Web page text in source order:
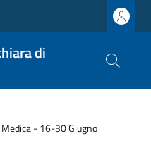
di
- 16-30 Giugno